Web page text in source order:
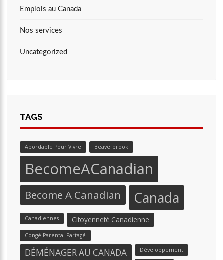
Emplois au Canada
Nos services
Uncategorized
TAGS
Abordable Pour Vivre Beaverbrook
BecomeACanadian
Become A Canadian Canada
Canadiennes Citoyenneté Canadienne
Congé Parental Partagé
DÉMÉNAGER AU CANADA Développement